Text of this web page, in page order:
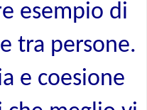
esempio di
tra persone.
e coesione